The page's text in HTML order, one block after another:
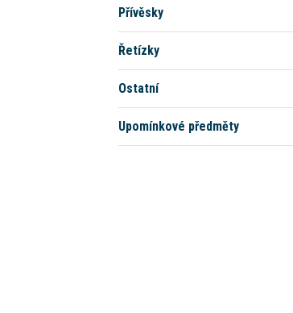
Přívěsky
Řetízky
Ostatní
Upomínkové předměty